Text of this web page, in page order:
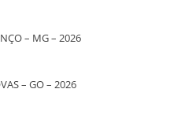
– MG – 2026
– GO – 2026